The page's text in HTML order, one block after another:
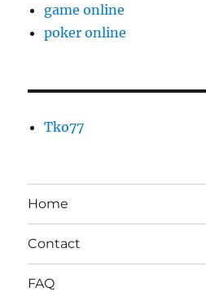
game online
poker online
Tko77
Home
Contact
FAQ